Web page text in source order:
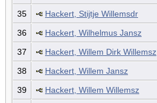
35
Hackert, Stijtje Willemsdr
36
Hackert, Wilhelmus Jansz
37
Hackert, Willem Dirk Willemsz
38
Hackert, Willem Jansz
39
Hackert, Willem Willemsz